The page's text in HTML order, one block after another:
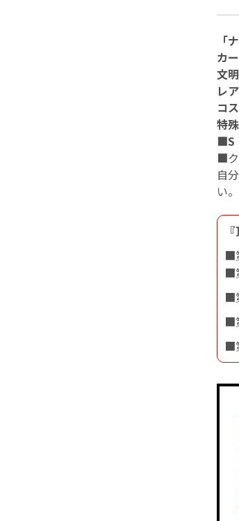
「
カ
文明
レ
コ
特
■S
■
自
い。
■
■
■
■
■